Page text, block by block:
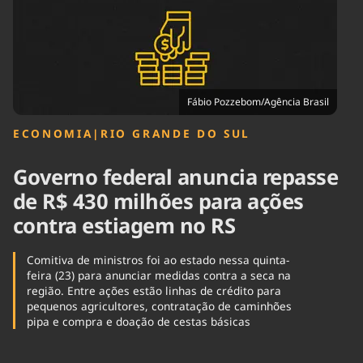
Infraestrutura
Internacional
Fábio Pozzebom/Agência Brasil
ECONOMIA | RIO GRANDE DO SUL
Governo federal anuncia repasse
de R$ 430 milhões para ações
contra estiagem no RS
Comitiva de ministros foi ao estado nessa quinta-
feira (23) para anunciar medidas contra a seca na
região. Entre ações estão linhas de crédito para
pequenos agricultores, contratação de caminhões
pipa e compra e doação de cestas básicas